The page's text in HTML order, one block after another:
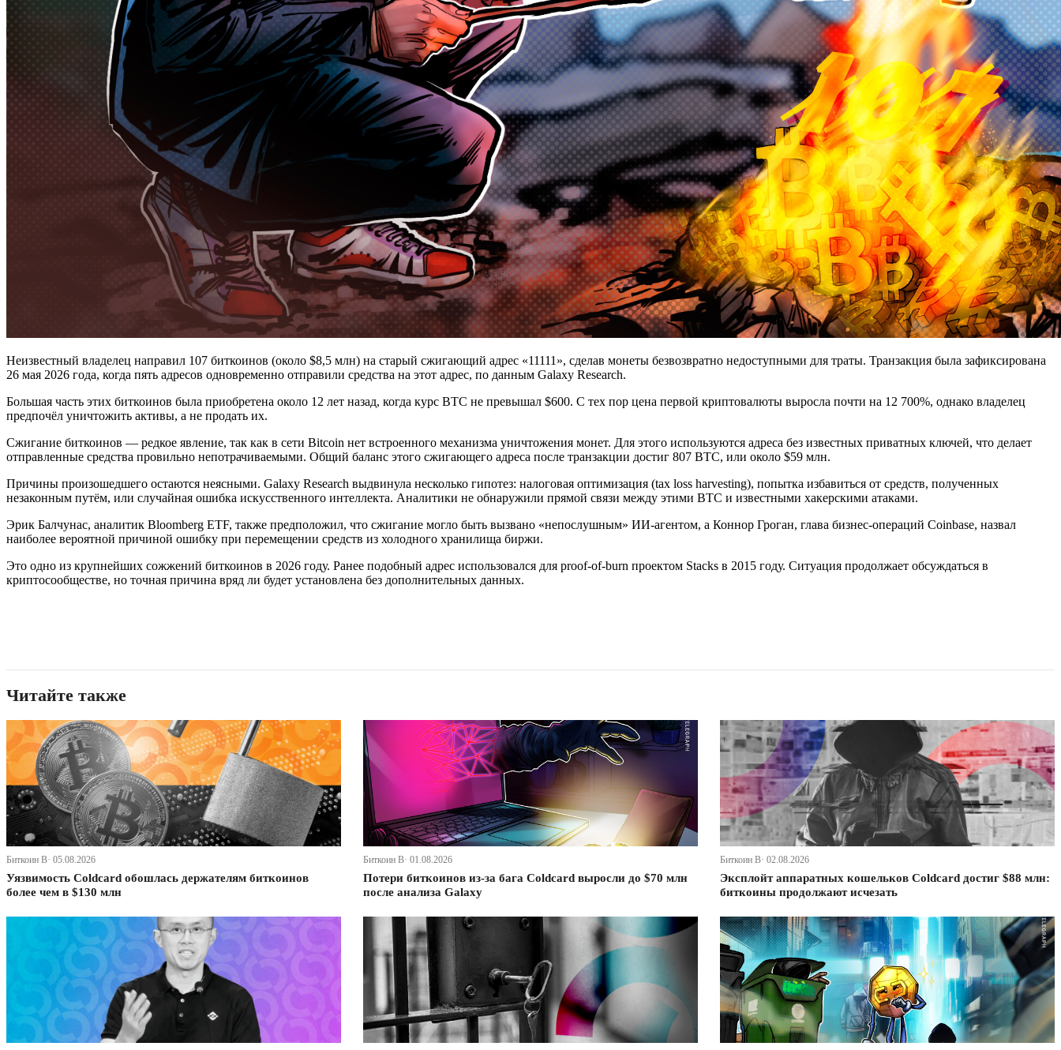
Неизвестный владелец направил 107 биткоинов (около $8,5 млн) на старый сжигающий адрес «11111», сделав монеты безвозвратно недоступными для траты. Транзакция была зафиксирована
26 мая 2026 года, когда пять адресов одновременно отправили средства на этот адрес, по данным Galaxy Research.
Большая часть этих биткоинов была приобретена около 12 лет назад, когда курс BTC не превышал $600. С тех пор цена первой криптовалюты выросла почти на 12 700%, однако владелец
предпочёл уничтожить активы, а не продать их.
Сжигание биткоинов — редкое явление, так как в сети Bitcoin нет встроенного механизма уничтожения монет. Для этого используются адреса без известных приватных ключей, что делает
отправленные средства провильно непотрачиваемыми. Общий баланс этого сжигающего адреса после транзакции достиг 807 BTC, или около $59 млн.
Причины произошедшего остаются неясными. Galaxy Research выдвинула несколько гипотез: налоговая оптимизация (tax loss harvesting), попытка избавиться от средств, полученных
незаконным путём, или случайная ошибка искусственного интеллекта. Аналитики не обнаружили прямой связи между этими BTC и известными хакерскими атаками.
Эрик Балчунас, аналитик Bloomberg ETF, также предположил, что сжигание могло быть вызвано «непослушным» ИИ-агентом, а Коннор Гроган, глава бизнес-операций Coinbase, назвал
наиболее вероятной причиной ошибку при перемещении средств из холодного хранилища биржи.
Это одно из крупнейших сожжений биткоинов в 2026 году. Ранее подобный адрес использовался для proof-of-burn проектом Stacks в 2015 году. Ситуация продолжает обсуждаться в
криптосообществе, но точная причина вряд ли будет установлена без дополнительных данных.
Читайте также
Биткоин В· 05.08.2026
Уязвимость Coldcard обошлась держателям биткоинов
более чем в $130 млн
Биткоин В· 01.08.2026
Потери биткоинов из-за бага Coldcard выросли до $70 млн
после анализа Galaxy
Биткоин В· 02.08.2026
Эксплойт аппаратных кошельков Coldcard достиг $88 млн:
биткоины продолжают исчезать